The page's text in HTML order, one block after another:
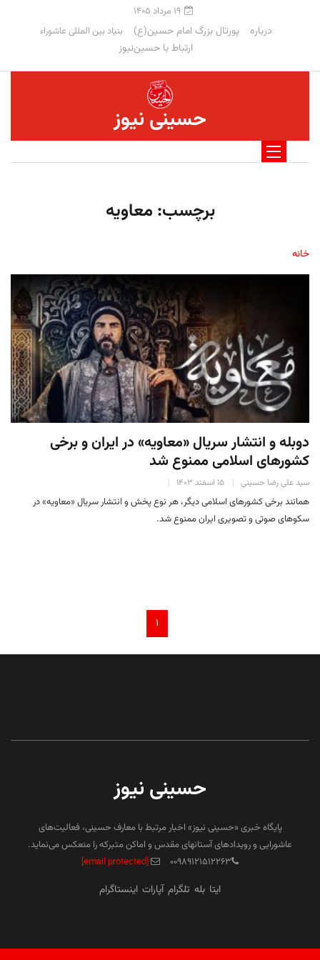
۱۹ مرداد ۱۴۰۵
درباره پورتال بزرگ امام حسین(ع) بنیاد بین المللی عاشوراء
ارتباط با حسین‌نیوز
حسینی نیوز
برچسب: معاویه
خانه
دوبله و انتشار سریال «معاویه» در ایران و برخی
کشورهای اسلامی ممنوع شد
سید علی رضا حسینی ۱۵ اسفند ۱۴۰۳
همانند برخی کشورهای اسلامی دیگر، هر نوع پخش و انتشار سریال «معاویه» در
سکو‌های صوتی و تصویری ایران ممنوع شد.
۱
حسینی نیوز
پایگاه خبری «حسینی نیوز» اخبار مرتبط با معارف حسینی، فعالیت‌های
عاشورایی و رویدادهای آستانهای مقدس و اماکن متبرکه را منعکس می‌نماید.
۰۰۹۸۹۱۲۱۵۱۲۲۶۳
[email protected]
ایتا بله تلگرام آپارات اینستاگرام